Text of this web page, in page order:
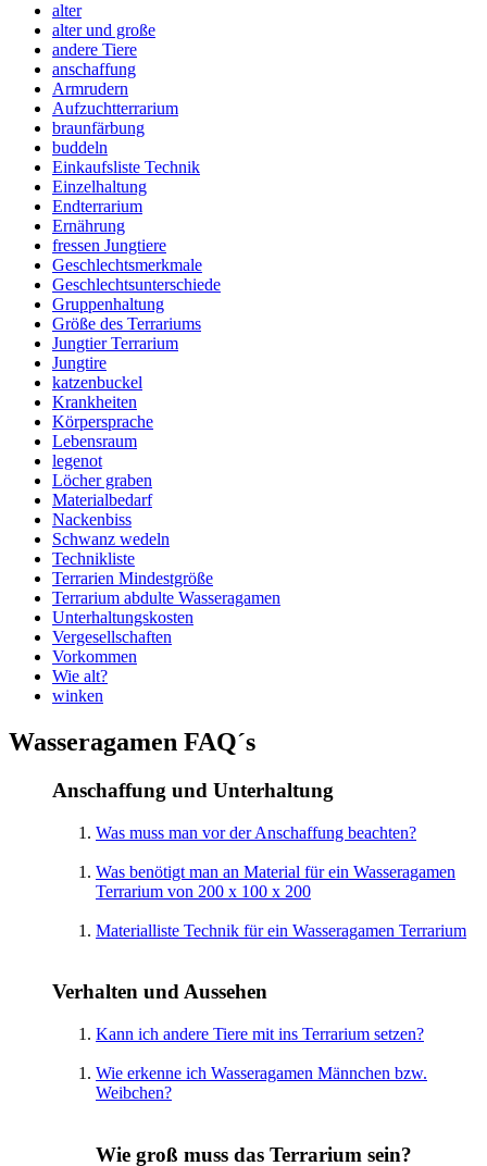
alter
alter und große
andere Tiere
anschaffung
Armrudern
Aufzuchtterrarium
braunfärbung
buddeln
Einkaufsliste Technik
Einzelhaltung
Endterrarium
Ernährung
fressen Jungtiere
Geschlechtsmerkmale
Geschlechtsunterschiede
Gruppenhaltung
Größe des Terrariums
Jungtier Terrarium
Jungtire
katzenbuckel
Krankheiten
Körpersprache
Lebensraum
legenot
Löcher graben
Materialbedarf
Nackenbiss
Schwanz wedeln
Technikliste
Terrarien Mindestgröße
Terrarium abdulte Wasseragamen
Unterhaltungskosten
Vergesellschaften
Vorkommen
Wie alt?
winken
Wasseragamen FAQ´s
Anschaffung und Unterhaltung
Was muss man vor der Anschaffung beachten?
Was benötigt man an Material für ein Wasseragamen
Terrarium von 200 x 100 x 200
Materialliste Technik für ein Wasseragamen Terrarium
Verhalten und Aussehen
Kann ich andere Tiere mit ins Terrarium setzen?
Wie erkenne ich Wasseragamen Männchen bzw.
Weibchen?
Wie groß muss das Terrarium sein?